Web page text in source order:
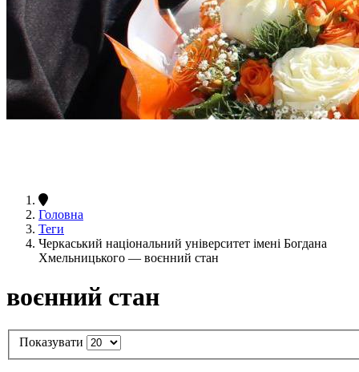
Головна
Теги
Черкаський національний університет імені Богдана
Хмельницького — воєнний стан
воєнний стан
Показувати